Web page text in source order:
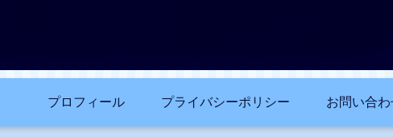
プロフィール プライバシーポリシー お問い合わ